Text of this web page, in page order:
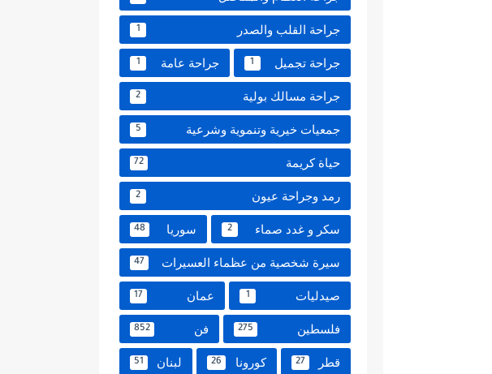
جراحة القلب والصدر 1
جراحة تجميل 1 جراحة عامة 1
جراحة مسالك بولية 2
جمعيات خيرية وتنموية وشرعية 5
حياة كريمة 72
رمد وجراحة عيون 2
سكر و غدد صماء 2 سوريا 48
سيرة شخصية من عظماء العسيرات 47
صيدليات 1 عمان 17
فلسطين 275 فن 852
قطر 27 كورونا 26 لبنان 51